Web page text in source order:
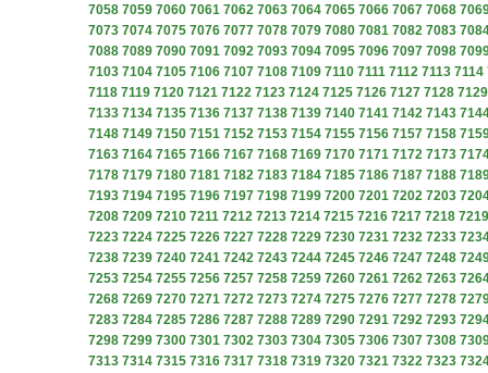
7058 7059 7060 7061 7062 7063 7064 7065 7066 7067 7068
7073 7074 7075 7076 7077 7078 7079 7080 7081 7082 7083
7088 7089 7090 7091 7092 7093 7094 7095 7096 7097 7098
7103 7104 7105 7106 7107 7108 7109 7110 7111 7112 7113 7114
7118 7119 7120 7121 7122 7123 7124 7125 7126 7127 7128 7129
7133 7134 7135 7136 7137 7138 7139 7140 7141 7142 7143
7148 7149 7150 7151 7152 7153 7154 7155 7156 7157 7158
7163 7164 7165 7166 7167 7168 7169 7170 7171 7172 7173
7178 7179 7180 7181 7182 7183 7184 7185 7186 7187 7188
7193 7194 7195 7196 7197 7198 7199 7200 7201 7202 7203
7208 7209 7210 7211 7212 7213 7214 7215 7216 7217 7218 7219
7223 7224 7225 7226 7227 7228 7229 7230 7231 7232 7233
7238 7239 7240 7241 7242 7243 7244 7245 7246 7247 7248
7253 7254 7255 7256 7257 7258 7259 7260 7261 7262 7263
7268 7269 7270 7271 7272 7273 7274 7275 7276 7277 7278
7283 7284 7285 7286 7287 7288 7289 7290 7291 7292 7293
7298 7299 7300 7301 7302 7303 7304 7305 7306 7307 7308
7313 7314 7315 7316 7317 7318 7319 7320 7321 7322 7323